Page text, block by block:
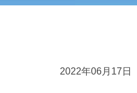
2022年06月17日